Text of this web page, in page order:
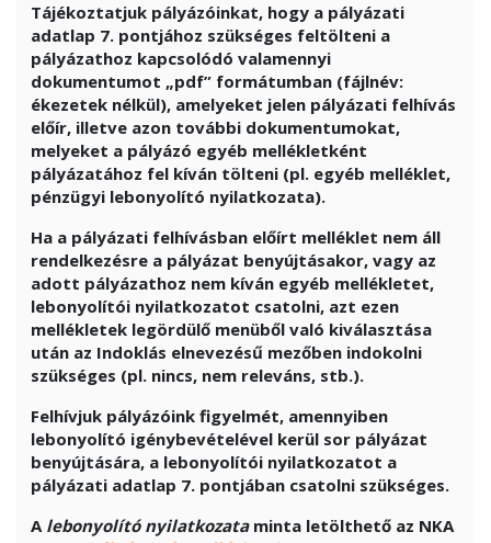
Tájékoztatjuk pályázóinkat, hogy a pályázati
adatlap 7. pontjához szükséges feltölteni a
pályázathoz kapcsolódó valamennyi
dokumentumot „pdf” formátumban (fájlnév:
ékezetek nélkül), amelyeket jelen pályázati felhívás
előír, illetve azon további dokumentumokat,
melyeket a pályázó egyéb mellékletként
pályázatához fel kíván tölteni (pl. egyéb melléklet,
pénzügyi lebonyolító nyilatkozata).
Ha a pályázati felhívásban előírt melléklet nem áll
rendelkezésre a pályázat benyújtásakor, vagy az
adott pályázathoz nem kíván egyéb mellékletet,
lebonyolítói nyilatkozatot csatolni, azt ezen
mellékletek legördülő menüből való kiválasztása
után az Indoklás elnevezésű mezőben indokolni
szükséges (pl. nincs, nem releváns, stb.).
Felhívjuk pályázóink figyelmét, amennyiben
lebonyolító igénybevételével kerül sor pályázat
benyújtására, a lebonyolítói nyilatkozatot a
pályázati adatlap 7. pontjában csatolni szükséges.
A lebonyolító nyilatkozataminta letölthető az NKA